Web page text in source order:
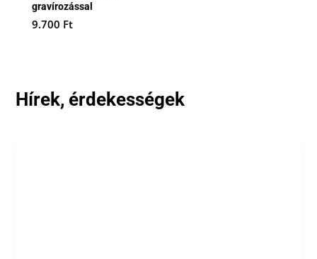
gravírozással
9.700 Ft
Hírek, érdekességek